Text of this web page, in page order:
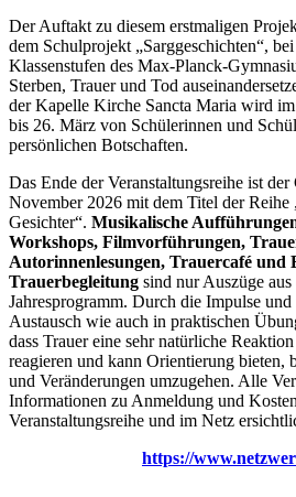
Der Auftakt zu diesem erstmaligen
dem Schulprojekt „Sarggeschichten“,
Klassenstufen des Max-Planck-
Sterben, Trauer und Tod
der Kapelle Kirche Sancta Maria wird im
bis 26. März von Schülerinnen und
persönlichen Botschaften.
Das Ende der Veranstaltungsreihe ist der
November 2026 mit dem Titel der Reihe
Gesichter“. Musikalische
Workshops, Filmvorführungen,
Autorinnenlesungen, Trauercafé und
Trauerbegleitung sind nur Auszüge
Jahresprogramm. Durch die Impulse und
Austausch wie auch in praktischen
dass Trauer eine sehr natürliche
reagieren und kann Orientierung bieten,
und Veränderungen umzugehen. Alle
Informationen zu Anmeldung und
Veranstaltungsreihe und im Netz
https://